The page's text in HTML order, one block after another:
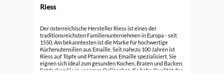
Riess
Der österreichische Hersteller Riess ist eines der
traditionsreichsten Familienunternehmen in Europa - seit
1550. Am bekanntesten ist die Marke für hochwertige
Küchenutensilien aus Emaille. Seit nahezu 100 Jahren ist
Riess auf Töpfe und Pfannen aus Emaille spezialisiert. Sie
eignen sich ideal zum gesunden Kochen, Braten und Backen.
Entdecken Sie in unserem Onlineshop die hohe Qualität der